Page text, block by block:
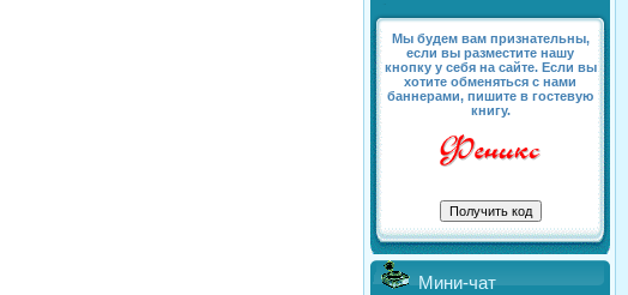
Мы будем вам признательны,
если вы разместите нашу
кнопку у себя на сайте. Если вы
хотите обменяться с нами
баннерами, пишите в гостевую
книгу.
Мини-чат